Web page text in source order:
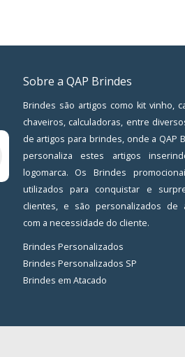
Sobre a QAP Brindes
Brindes são artigos como kit vinho,
chaveiros, calculadoras, entre
de artigos para brindes, onde a QAP
personaliza estes artigos
logomarca. Os Brindes
utilizados para conquistar e
clientes, e são personalizados de
com a necessidade do cliente.
Brindes Personalizados
Brindes Personalizados SP
Brindes em Atacado